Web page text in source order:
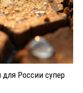
России супер